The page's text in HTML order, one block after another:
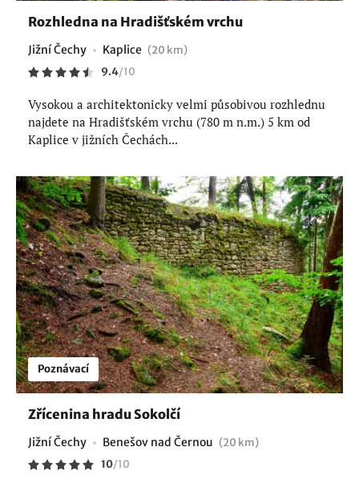
Rozhledna na Hradišťském vrchu
Jižní Čechy Kaplice (20 km)
9.4/10
Vysokou a architektonicky velmi působivou rozhlednu
najdete na Hradišťském vrchu (780 m n.m.) 5 km od
Kaplice v jižních Čechách...
Poznávací
Zřícenina hradu Sokolčí
Jižní Čechy Benešov nad Černou (20 km)
10/10